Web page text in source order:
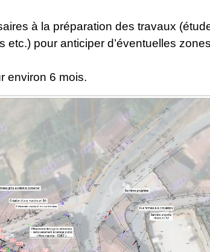
à la préparation des travaux
pour anticiper d’éventuelles
environ 6 mois.